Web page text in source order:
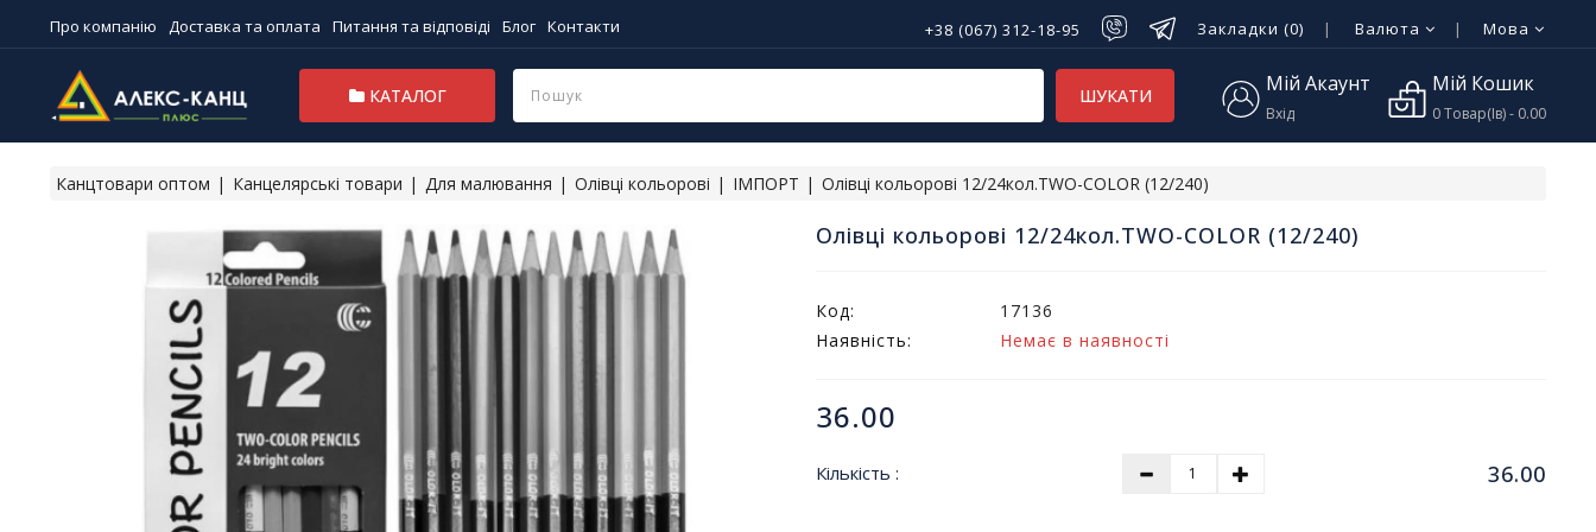
Про компанію Доставка та оплата Питання та відповіді Блог Контакти +38 (067) 312-18-95 Закладки (0) Валюта Мова
КАТАЛОГ ШУКАТИ Мій Акаунт
Вхід
Мій Кошик
0 Товар(ів) - 0.00
Канцтовари оптом Канцелярські товари Для малювання Олівці кольорові ІМПОРТ Олівці кольорові 12/24кол.TWO-COLOR (12/240)
Олівці кольорові 12/24кол.TWO-COLOR (12/240)
Код:
17136
Наявність:
Немає в наявності
36.00
Кількість : 36.00